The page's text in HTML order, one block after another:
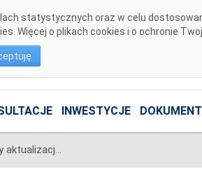
statystycznych oraz w celu
Więcej o plikach cookies i o ochronie
INWESTYCJE
Komunikat OSP dotyczący Karty aktualizacji nr CB/9/2013 IRiESP-Bilansowanie